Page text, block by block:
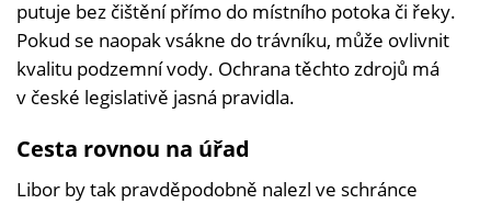
putuje bez čištění přímo do místního potoka či řeky.
Pokud se naopak vsákne do trávníku, může ovlivnit
kvalitu podzemní vody. Ochrana těchto zdrojů má
v české legislativě jasná pravidla.
Cesta rovnou na úřad
Libor by tak pravděpodobně nalezl ve schránce